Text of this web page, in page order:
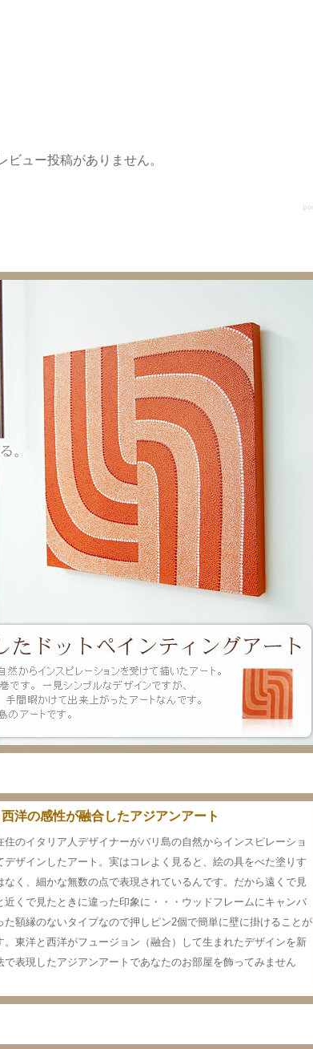
ビュー投稿がありません。
洋の感性が融合したアジアンアート
住のイタリア人デザイナーがバリ島の自然からインスピレーショ
デザインしたアート。実はコレよく見ると、絵の具をべた塗りす
なく、細かな無数の点で表現されているんです。だから遠くで見
近くで見たときに違った印象に・・・ウッドフレームにキャンバ
た額縁のないタイプなので押しピン2個で簡単に壁に掛けることが
。東洋と西洋がフュージョン（融合）して生まれたデザインを新
で表現したアジアンアートであなたのお部屋を飾ってみません